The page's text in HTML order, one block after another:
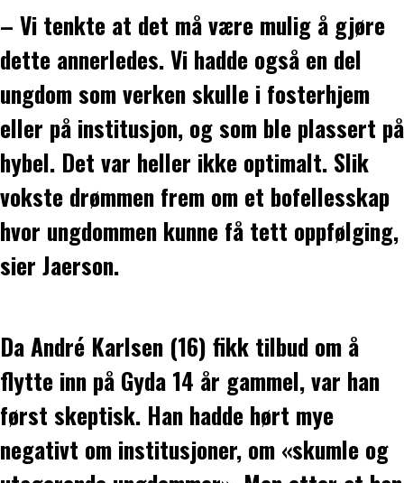
– Vi tenkte at det må være mulig å gjøre
dette annerledes. Vi hadde også en del
ungdom som verken skulle i fosterhjem
eller på institusjon, og som ble plassert på
hybel. Det var heller ikke optimalt. Slik
vokste drømmen frem om et bofellesskap
hvor ungdommen kunne få tett oppfølging,
sier Jaerson.
Da André Karlsen (16) fikk tilbud om å
flytte inn på Gyda 14 år gammel, var han
først skeptisk. Han hadde hørt mye
negativt om institusjoner, om «skumle og